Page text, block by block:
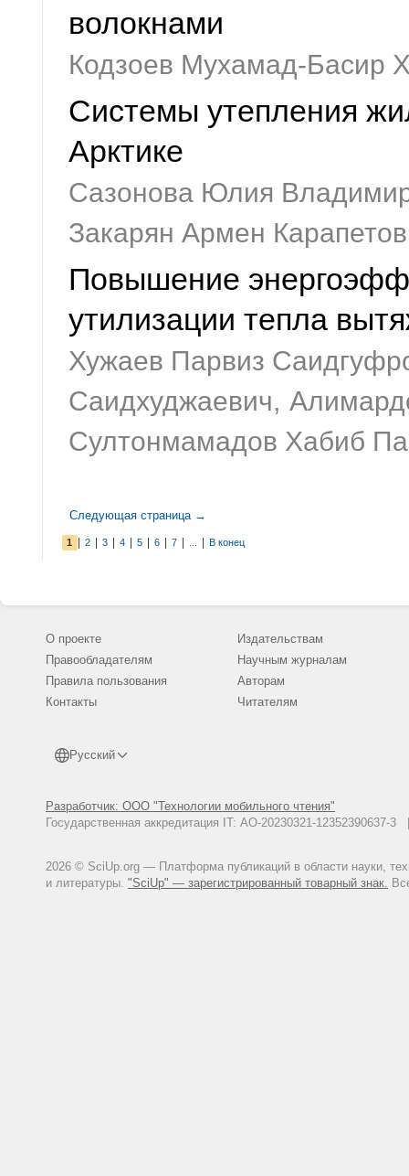
волокнами
Кодзоев Мухамад-Басир
Системы утепления
Арктике
Сазонова Юлия
Закарян Армен
Повышение
утилизации тепла
Хужаев Парвиз
Саидхуджаевич,
Султонмамадов Хабиб
Следующая страница →
1 2 3 4 5 6 7 В конец
О проекте
Правообладателям
Правила пользования
Контакты
Русский
Разработчик: ООО "Технологии мобильного чтения"
Государственная аккредитация IT: АО-20230321-
2026 © SciUp.org — Платформа публикаций в области науки,
и литературы. "SciUp" — зарегистрированный товарный знак.
Издательствам
Научным журналам
Авторам
Читателям